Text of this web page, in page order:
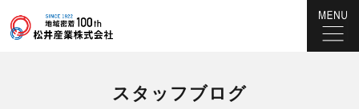
スタッフブログ